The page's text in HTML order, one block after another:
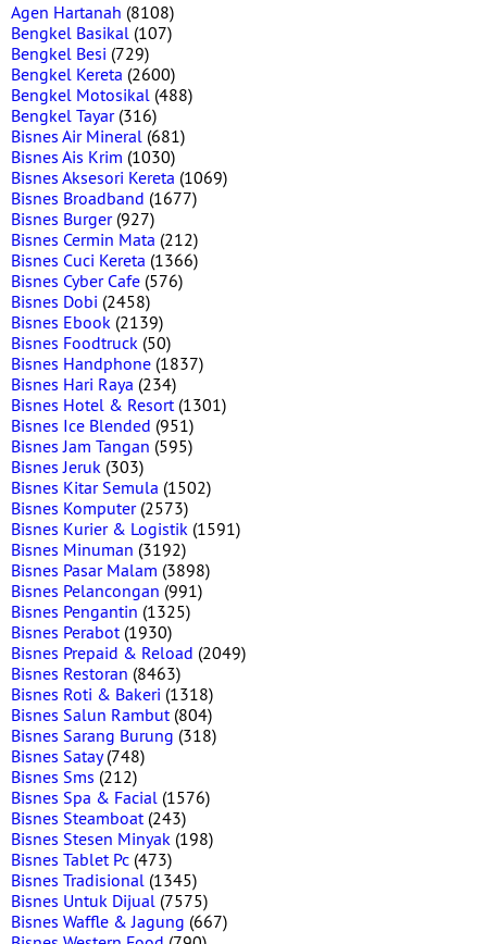
Agen Hartanah (8108)
Bengkel Basikal (107)
Bengkel Besi (729)
Bengkel Kereta (2600)
Bengkel Motosikal (488)
Bengkel Tayar(316)
Bisnes Air Mineral (681)
Bisnes Ais Krim (1030)
Bisnes Aksesori Kereta (1069)
Bisnes Broadband (1677)
Bisnes Burger(927)
Bisnes Cermin Mata (212)
Bisnes Cuci Kereta (1366)
Bisnes Cyber Cafe (576)
Bisnes Dobi (2458)
Bisnes Ebook (2139)
Bisnes Foodtruck (50)
Bisnes Handphone (1837)
Bisnes Hari Raya (234)
Bisnes Hotel & Resort(1301)
Bisnes Ice Blended (951)
Bisnes Jam Tangan (595)
Bisnes Jeruk (303)
Bisnes Kitar Semula (1502)
Bisnes Komputer(2573)
Bisnes Kurier & Logistik (1591)
Bisnes Minuman (3192)
Bisnes Pasar Malam (3898)
Bisnes Pelancongan (991)
Bisnes Pengantin (1325)
Bisnes Perabot(1930)
Bisnes Prepaid & Reload (2049)
Bisnes Restoran (8463)
Bisnes Roti & Bakeri (1318)
Bisnes Salun Rambut(804)
Bisnes Sarang Burung (318)
Bisnes Satay(748)
Bisnes Sms (212)
Bisnes Spa & Facial (1576)
Bisnes Steamboat(243)
Bisnes Stesen Minyak (198)
Bisnes Tablet Pc (473)
Bisnes Tradisional (1345)
Bisnes Untuk Dijual (7575)
Bisnes Waffle & Jagung (667)